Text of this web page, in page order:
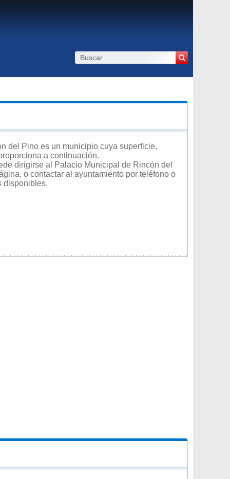
del Pino es un municipio cuya superficie,
a continuación.
dirigirse al Palacio Municipal de Rincón del
o contactar al ayuntamiento por teléfono o
disponibles.